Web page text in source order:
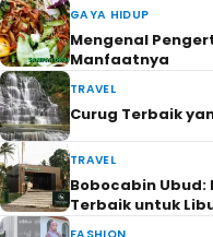
GAYA HIDUP
Mengenal
Manfaatnya
TRAVEL
Curug Terbaik
TRAVEL
Bobocabin
Terbaik untuk